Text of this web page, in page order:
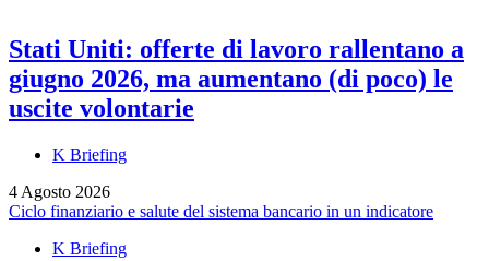
Stati Uniti: offerte di lavoro rallentano a
giugno 2026, ma aumentano (di poco) le
uscite volontarie
K Briefing
4 Agosto 2026
Ciclo finanziario e salute del sistema bancario in un indicatore
K Briefing